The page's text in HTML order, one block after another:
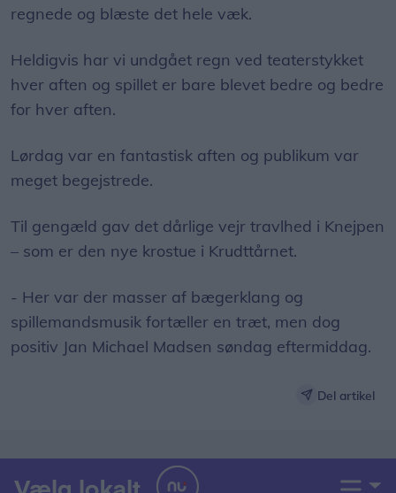
regnede og blæste det hele væk.
Heldigvis har vi undgået regn ved teaterstykket
hver aften og spillet er bare blevet bedre og bedre
for hver aften.
Lørdag var en fantastisk aften og publikum var
meget begejstrede.
Til gengæld gav det dårlige vejr travlhed i Knejpen
– som er den nye krostue i Krudttårnet.
- Her var der masser af bægerklang og
spillemandsmusik fortæller en træt, men dog
positiv Jan Michael Madsen søndag eftermiddag.
Del artikel